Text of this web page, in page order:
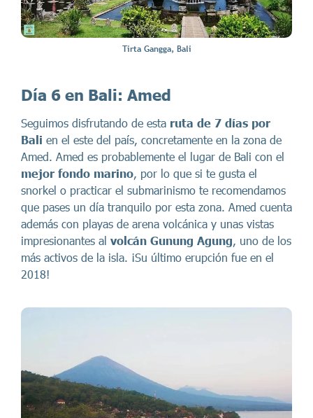
Tirta Gangga, Bali
Día 6 en Bali: Amed
Seguimos disfrutando de esta ruta de 7 días por
Bali en el este del país, concretamente en la zona de
Amed. Amed es probablemente el lugar de Bali con el
mejor fondo marino, por lo que si te gusta el
snorkel o practicar el submarinismo te recomendamos
que pases un día tranquilo por esta zona. Amed cuenta
además con playas de arena volcánica y unas vistas
impresionantes al volcán Gunung Agung, uno de los
más activos de la isla. ¡Su último erupción fue en el
2018!